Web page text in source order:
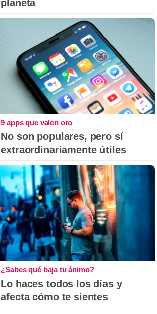
planeta
9 apps que valen oro
No son populares, pero sí
extraordinariamente útiles
¿Sabes qué baja tu ánimo?
Lo haces todos los días y
afecta cómo te sientes